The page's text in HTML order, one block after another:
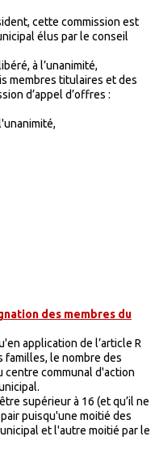
cette commission est
élus par le conseil
à l’unanimité,
membres titulaires et des
d’appel d’offres :
des membres du
application de l’article R
familles, le nombre des
centre communal d'action
supérieur à 16 (et qu’il ne
puisqu'une moitié des
et l'autre moitié par le